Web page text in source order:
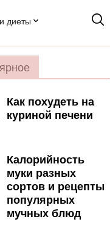
диеты
Как похудеть на
куриной печени
Калорийность
муки разных
сортов и рецепты
популярных
мучных блюд